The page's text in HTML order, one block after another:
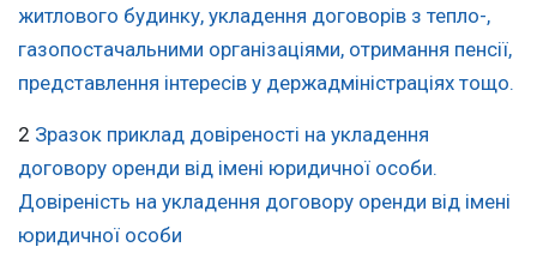
житлового будинку, укладення договорів з тепло-,
газопостачальними організаціями, отримання пенсії,
представлення інтересів у держадміністраціях тощо.
2 Зразок приклад довіреності на укладення
договору оренди від імені юридичної особи.
Довіреність на укладення договору оренди від імені
юридичної особи